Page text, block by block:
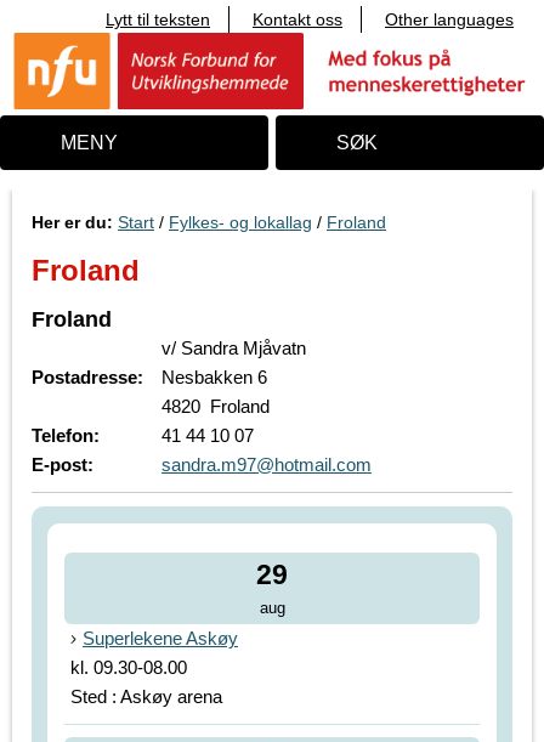
i
n
o
Lytt til teksten Kontakt oss Other languages
MENY SØK
Her er du: Start / Fylkes- og lokallag / Froland
Froland
Froland
v/ Sandra Mjåvatn
Postadresse:
Nesbakken 6
4820 Froland
Telefon:
41 44 10 07
E-post:
sandra.m97@hotmail.com
29
aug
Superlekene Askøy
kl. 09.30-08.00
Sted : Askøy arena